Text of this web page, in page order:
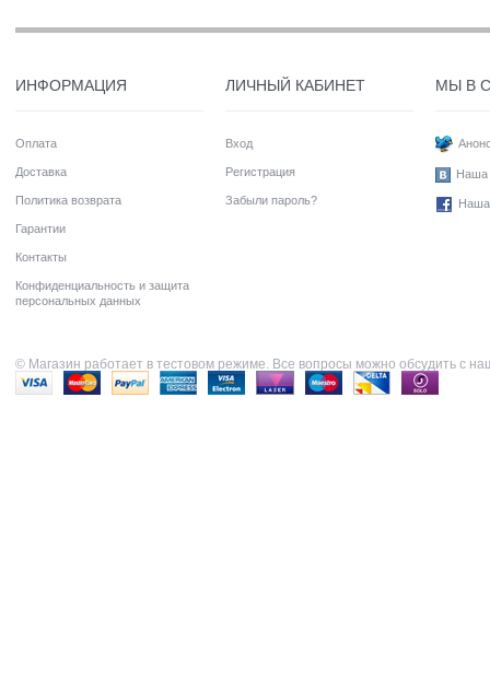
ИНФОРМАЦИЯ
Оплата
Доставка
Политика возврата
Гарантии
Контакты
Конфиденциальность и защита
персональных данных
ЛИЧНЫЙ КАБИНЕТ
Вход
Регистрация
Забыли пароль?
МЫ В
Наша
Наша
© Магазин работает в тестовом режиме. Все вопросы можно обсудить с